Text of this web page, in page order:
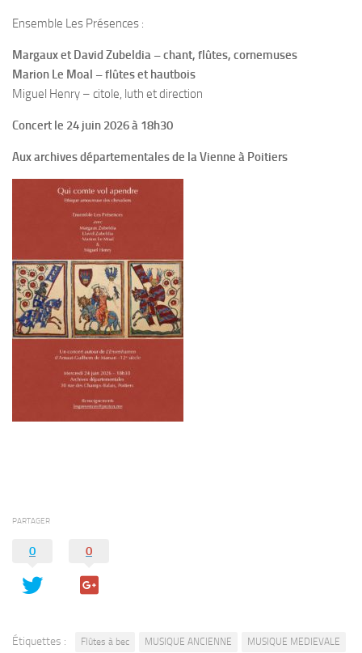
Ensemble Les Présences :
Margaux et David Zubeldia – chant, flûtes, cornemuses
Marion Le Moal – flûtes et hautbois
Miguel Henry – citole, luth et direction
Concert le 24 juin 2026 à 18h30
Aux archives départementales de la Vienne à Poitiers
PARTAGER
0 0
Étiquettes : Flûtes à bec MUSIQUE ANCIENNE MUSIQUE MEDIEVALE